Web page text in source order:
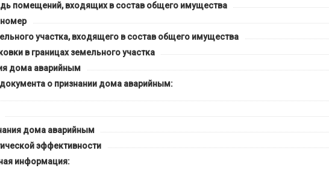
помещений, входящих в состав общего имущества
участка, входящего в состав общего имущества
в границах земельного участка
дома аварийным
о признании дома аварийным:
дома аварийным
эффективности
информация: